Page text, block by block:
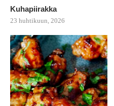
Kuhapiirakka
23 huhtikuun, 2026